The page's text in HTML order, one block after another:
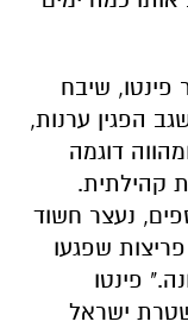
שיבח
הפגין ערנות,
דוגמה
קהילתית.
נעצר חשוד
שפגעו
פינטו
ישראל